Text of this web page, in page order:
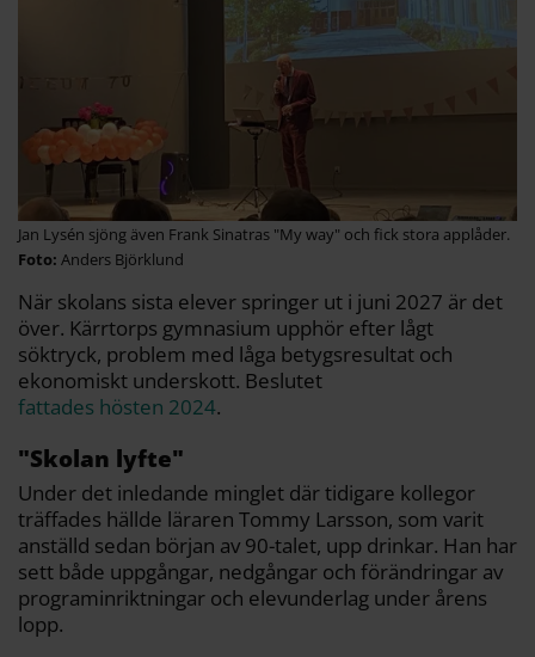
Jan Lysén sjöng även Frank Sinatras "My way" och fick stora applåder.
Anders Björklund
När skolans sista elever springer ut i juni 2027 är det
över. Kärrtorps gymnasium upphör efter lågt
söktryck, problem med låga betygsresultat och
ekonomiskt underskott. Beslutet
fattades hösten 2024.
"Skolan lyfte"
Under det inledande minglet där tidigare kollegor
träffades hällde läraren Tommy Larsson, som varit
anställd sedan början av 90-talet, upp drinkar. Han har
sett både uppgångar, nedgångar och förändringar av
programinriktningar och elevunderlag under årens
lopp.